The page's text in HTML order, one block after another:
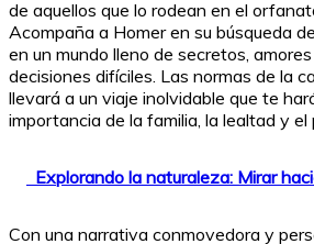
de aquellos que lo rodean en el
Acompaña a Homer en su búsqueda
en un mundo lleno de secretos,
decisiones difíciles. Las normas de la
llevará a un viaje inolvidable que te
importancia de la familia, la lealtad y el
Explorando la naturaleza: Mirar
Con una narrativa conmovedora y